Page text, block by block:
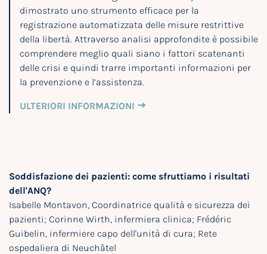
dimostrato uno strumento efficace per la
registrazione automatizzata delle misure restrittive
della libertà. Attraverso analisi approfondite è possibile
comprendere meglio quali siano i fattori scatenanti
delle crisi e quindi trarre importanti informazioni per
la prevenzione e l’assistenza.
ULTERIORI INFORMAZIONI
Soddisfazione dei pazienti: come sfruttiamo i risultati
dell'ANQ?
Isabelle Montavon, Coordinatrice qualità e sicurezza dei
pazienti; Corinne Wirth, infermiera clinica; Frédéric
Guibelin, infermiere capo dell'unità di cura; Rete
ospedaliera di Neuchâtel